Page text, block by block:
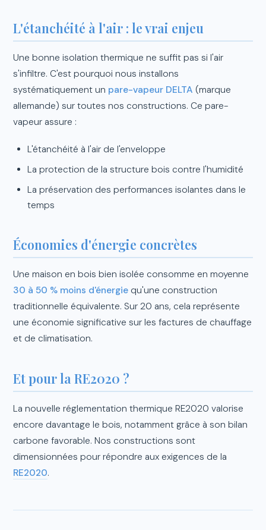
L'étanchéité à l'air : le vrai enjeu
Une bonne isolation thermique ne suffit pas si l'air
s'infiltre. C'est pourquoi nous installons
systématiquement un pare-vapeur DELTA (marque
allemande) sur toutes nos constructions. Ce pare-
vapeur assure :
L'étanchéité à l'air de l'enveloppe
La protection de la structure bois contre l'humidité
La préservation des performances isolantes dans le
temps
Économies d'énergie concrètes
Une maison en bois bien isolée consomme en moyenne
30 à 50 % moins d'énergie qu'une construction
traditionnelle équivalente. Sur 20 ans, cela représente
une économie significative sur les factures de chauffage
et de climatisation.
Et pour la RE2020 ?
La nouvelle réglementation thermique RE2020 valorise
encore davantage le bois, notamment grâce à son bilan
carbone favorable. Nos constructions sont
dimensionnées pour répondre aux exigences de la
RE2020.